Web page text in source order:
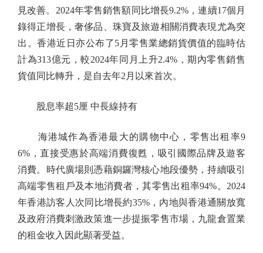
見改善。2024年零售銷售額同比增長9.2%，連續17個月
錄得正增長，奢侈品、珠寶及旅遊相關消費表現尤為突
出。香港近日亦公布了5月零售業總銷貨價值的臨時估
計為313億元，較2024年同月上升2.4%，期內零售銷售
貨值同比轉升，是自去年2月以來首次。
股息率超5厘 中長線持有
海港城作為香港最大的購物中心，零售出租率9
6%，直接受惠於高端消費復甦，吸引國際品牌及遊客
消費。時代廣場則憑藉銅鑼灣核心地段優勢，持續吸引
高端零售租戶及本地消費者，其零售出租率94%。2024
年香港訪客人次同比增長約35%，內地與香港通關放寬
及政府消費刺激政策進一步提振零售市場，九龍倉置業
的租金收入因此顯著受益。